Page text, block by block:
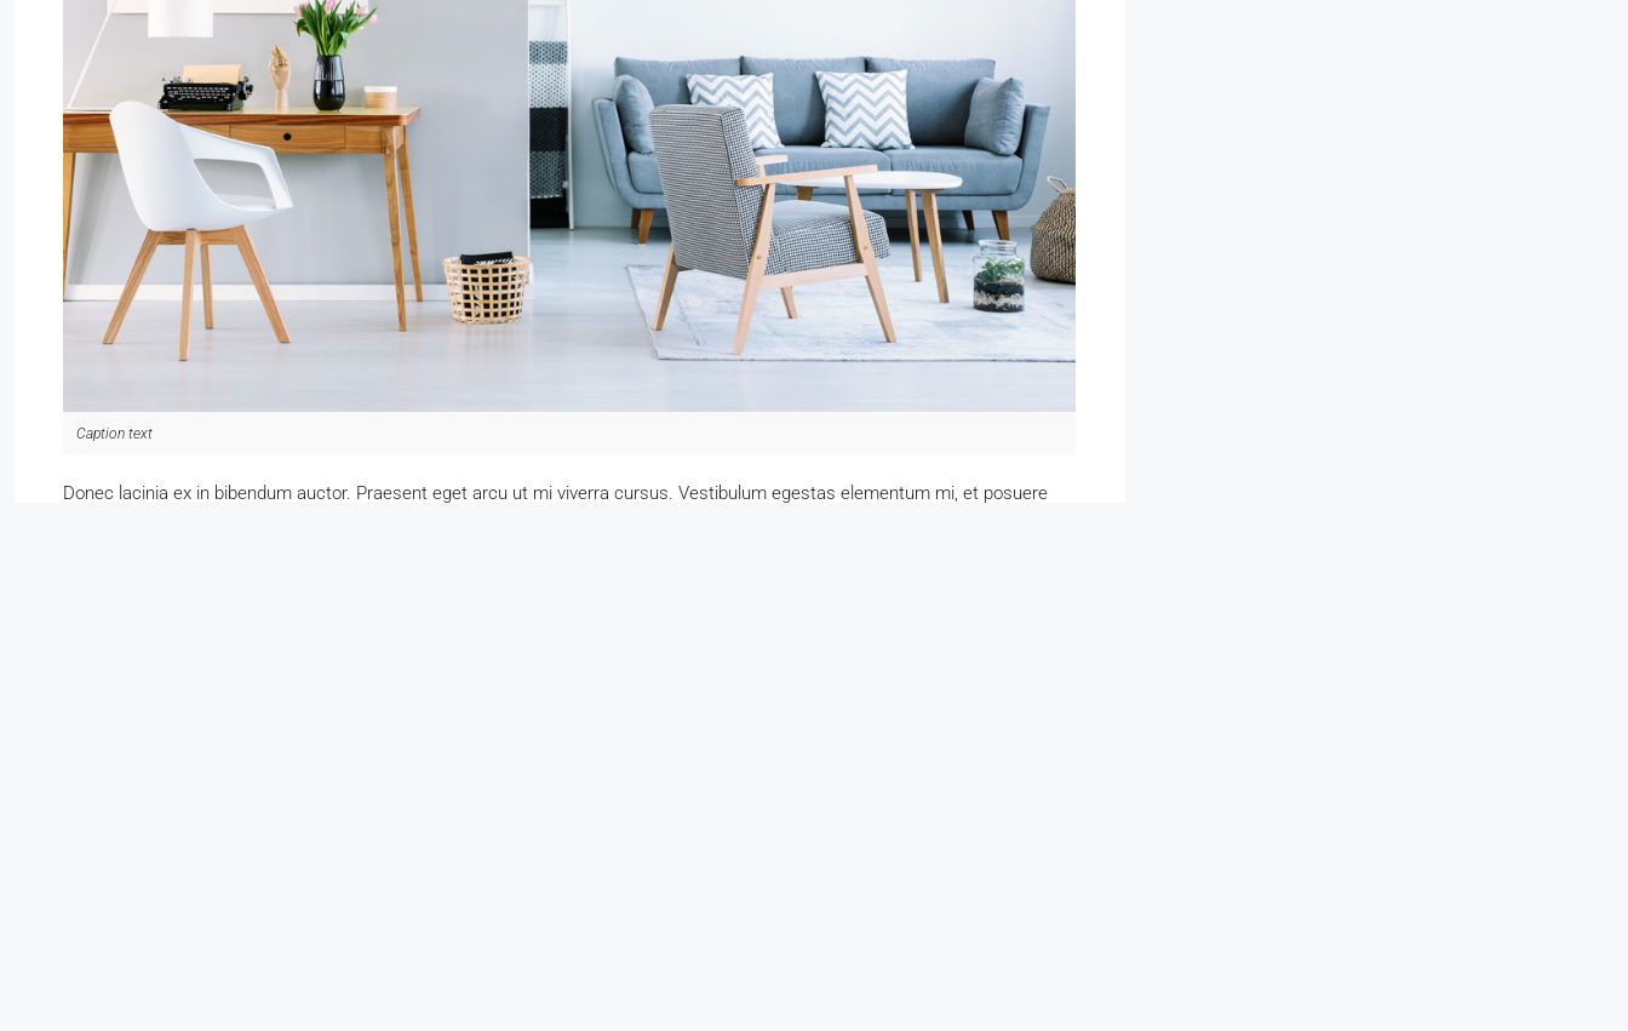
Caption text
Donec lacinia ex in bibendum auctor. Praesent eget arcu ut mi viverra cursus. Vestibulum egestas elementum mi, et posuere